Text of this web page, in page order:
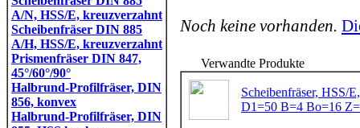
A/N, HSS/E, kreuzverzahnt
Scheibenfräser DIN 885
A/H, HSS/E, kreuzverzahnt
Prismenfräser DIN 847,
45°/60°/90°
Halbrund-Profilfräser, DIN
856, konvex
Halbrund-Profilfräser, DIN
Noch keine vorhanden.
Verwandte Produkte
Scheibenfräser, HSS/
D1=50 B=4 Bo=16